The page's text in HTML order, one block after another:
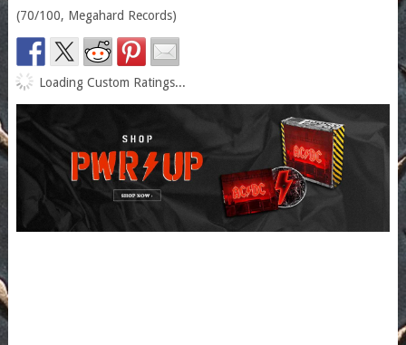
(70/100, Megahard Records)
Loading Custom Ratings...